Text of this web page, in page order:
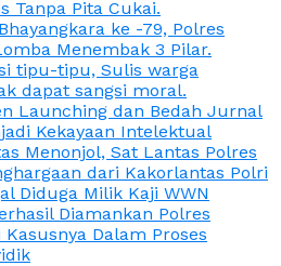
Tanpa Pita Cukai.
ke -79, Polres
Menembak 3 Pilar.
tipu-tipu, Sulis warga
dapat sangsi moral.
Launching dan Bedah Jurnal
Kekayaan Intelektual
Menonjol, Sat Lantas Polres
dari Kakorlantas Polri
Diduga Milik Kaji WWN
Diamankan Polres
Dalam Proses